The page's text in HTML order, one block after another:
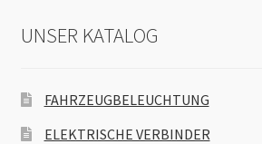
UNSER KATALOG
FAHRZEUGBELEUCHTUNG
ELEKTRISCHE VERBINDER